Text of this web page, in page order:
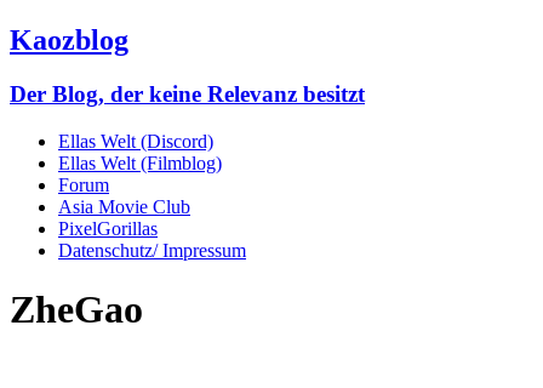
Kaozblog
Der Blog, der keine Relevanz besitzt
Ellas Welt (Discord)
Ellas Welt (Filmblog)
Forum
Asia Movie Club
PixelGorillas
Datenschutz/ Impressum
ZheGao